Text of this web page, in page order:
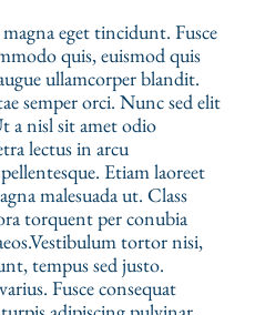
eget tincidunt. Fusce
quis, euismod quis
ullamcorper blandit.
semper orci. Nunc sed elit
a nisl sit amet odio
lectus in arcu
Etiam laoreet
malesuada ut. Class
torquent per conubia
tortor nisi,
tempus sed justo.
Fusce consequat